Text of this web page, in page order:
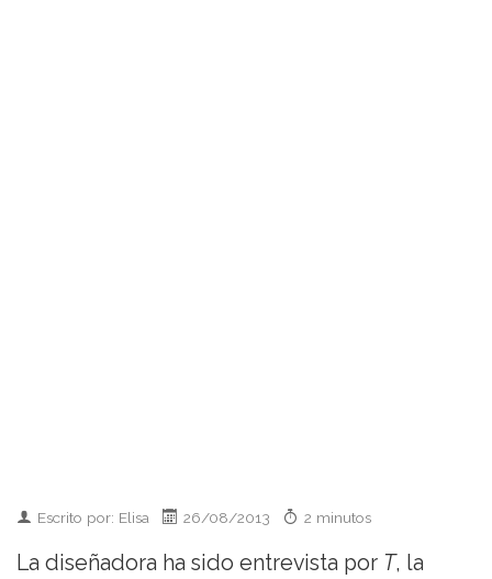
Escrito por: Elisa 26/08/2013 2 minutos
La diseñadora ha sido entrevista por T, la